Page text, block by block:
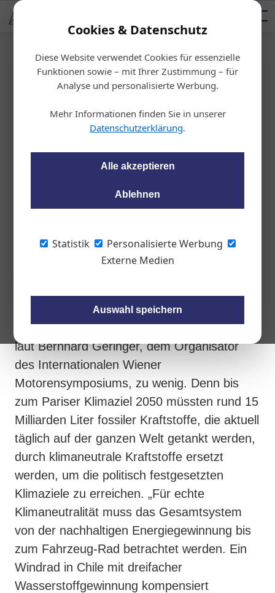
Cookies & Datenschutz
Diese Website verwendet Cookies für essenzielle
Funktionen sowie – mit Ihrer Zustimmung – für
Analyse und personalisierte Werbung.
Mehr Informationen finden Sie in unserer
Datenschutzerklärung.
Alle akzeptieren
Ablehnen
Statistik
Personalisierte Werbung
Externe Medien
Auswahl speichern
AUTOMOTIVE AKADEMIE
Podcast
Startseite/Auto & Politik
Technologieoffenheit
Mehr Treibhausgase durch „Ele
ctric only“
Bis 2050 müssten rund 15 Milliarden Liter fossiler Kraftstoffe
festgesetzten Klimaziele zu erreichen.
Nur den Strom oder auch vermeintlich
ineffiziente E-Fuels isoliert zu betrachten, ist
laut Bernhard Geringer, dem Organisator
des Internationalen Wiener
Motorensymposiums, zu wenig. Denn bis
zum Pariser Klimaziel 2050 müssten rund 15
Milliarden Liter fossiler Kraftstoffe, die aktuell
täglich auf der ganzen Welt getankt werden,
durch klimaneutrale Kraftstoffe ersetzt
werden, um die politisch festgesetzten
Klimaziele zu erreichen. „Für echte
Klimaneutralität muss das Gesamtsystem
von der nachhaltigen Energiegewinnung bis
zum Fahrzeug-Rad betrachtet werden. Ein
Windrad in Chile mit dreifacher
Wasserstoffgewinnung kompensiert